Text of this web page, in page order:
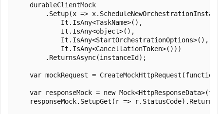
    durableClientMock
.Setup(x =>
            It.IsAny<TaskName>(),
            It.IsAny<object>(),
            It.IsAny<StartOrchestrationOptions>(),
            It.IsAny<CancellationToken>()))
        .ReturnsAsync(instanceId);
var mockRequest =
var responseMock = new
responseMock.SetupGet(r =>